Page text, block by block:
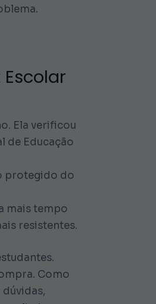
Ela verificou
de Educação
protegido do
mais tempo
resistentes.
Como